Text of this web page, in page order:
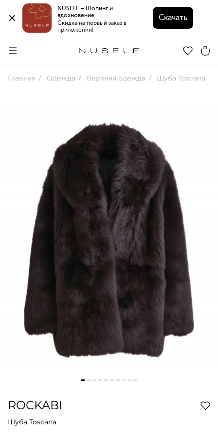
NUSELF – Шопинг и
вдохновение
Скидка на первый заказ в
приложении!
Скачать
Главная Одежда Верхняя одежда Шуба Toscana
ROCKABI
Шуба Toscana